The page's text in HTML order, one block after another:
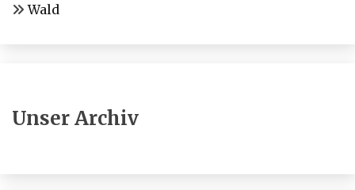
Wald
Unser Archiv